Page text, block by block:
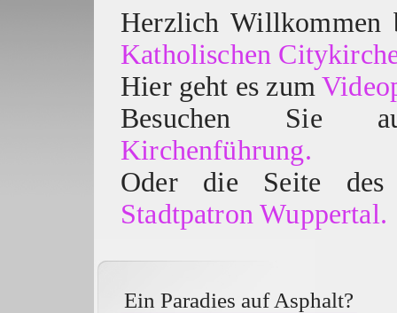
Herzlich
Katholischen
Hier geht es zum
Besuchen
Kirchenführung.
Oder die Seite des
Stadtpatron Wuppertal.
Ein Paradies auf Asphalt?